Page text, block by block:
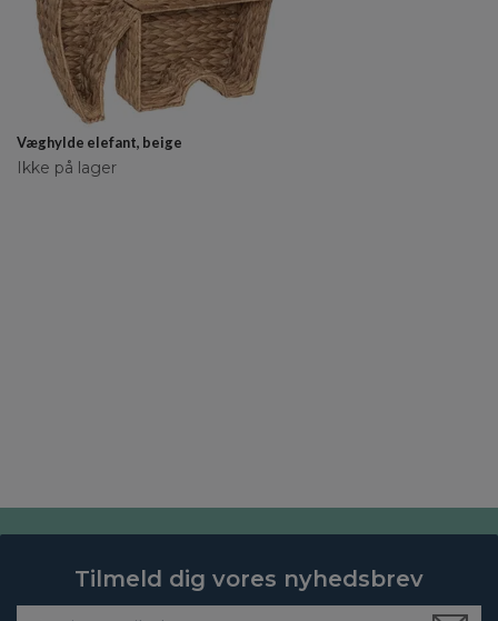
Væghylde elefant, beige
Ikke på lager
Tilmeld dig vores nyhedsbrev